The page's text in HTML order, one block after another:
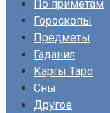
По приметам
Гороскопы
Предметы
Гадания
Карты Таро
Сны
Другое